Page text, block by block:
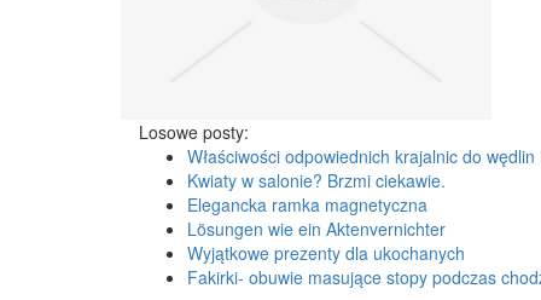
Losowe posty:
Właściwości odpowiednich krajalnic do wędlin
Kwiaty w salonie? Brzmi ciekawie.
Elegancka ramka magnetyczna
Lösungen wie ein Aktenvernichter
Wyjątkowe prezenty dla ukochanych
Fakirki- obuwie masujące stopy podczas